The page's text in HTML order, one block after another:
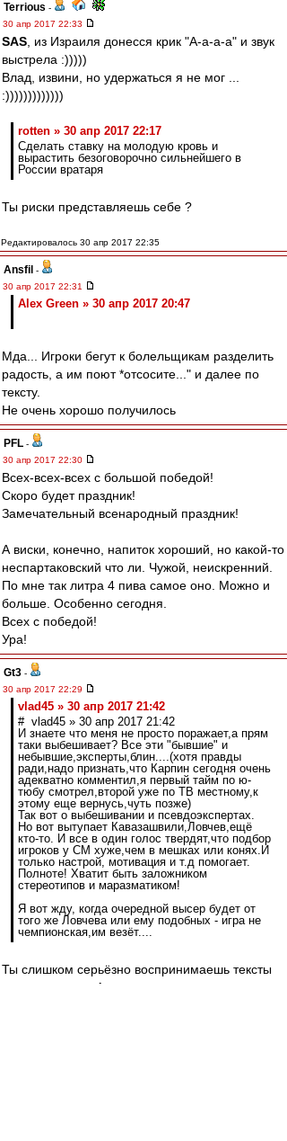
Terrious -
30 апр 2017 22:33
SAS , из Израиля донесся крик "А-а-а-а" и звук
выстрела :)))))
Влад, извини, но удержаться я не мог ...
:)))))))))))))
rotten » 30 апр 2017 22:17
Сделать ставку на молодую кровь и
вырастить безоговорочно сильнейшего в
России вратаря
Ты риски представляешь себе ?
Редактировалось 30 апр 2017 22:35
Ansfil -
30 апр 2017 22:31
Alex Green » 30 апр 2017 20:47
Мда... Игроки бегут к болельщикам разделить
радость, а им поют *отсосите..." и далее по
тексту.
Не очень хорошо получилось
PFL -
30 апр 2017 22:30
Всех-всех-всех с большой победой!
Скоро будет праздник!
Замечательный всенародный праздник!
А виски, конечно, напиток хороший, но какой-то
неспартаковский что ли. Чужой, неискренний.
По мне так литра 4 пива самое оно. Можно и
больше. Особенно сегодня.
Всех с победой!
Ура!
Gt3 -
30 апр 2017 22:29
vlad45 » 30 апр 2017 21:42
# vlad45 » 30 апр 2017 21:42
И знаете что меня не просто поражает,а прям
таки выбешивает? Все эти "бывшие" и
небывшие,эксперты,блин....(хотя правды
ради,надо признать,что Карпин сегодня очень
адекватно комментил,я первый тайм по ю-
тюбу смотрел,второй уже по ТВ местному,к
этому еще вернусь,чуть позже)
Так вот о выбешивании и псевдоэкспертах.
Но вот вытупает Кавазашвили,Ловчев,ещё
кто-то. И все в один голос твердят,что подбор
игроков у СМ хуже,чем в мешках или конях.И
только настрой, мотивация и т.д помогает.
Полноте! Хватит быть заложником
стереотипов и маразматиком!
Я вот жду, когда очередной высер будет от
того же Ловчева или ему подобных - игра не
чемпионская,им везёт....
Ты слишком серьёзно воспринимаешь тексты
этих экспертов. А их просто нужно пожалеть